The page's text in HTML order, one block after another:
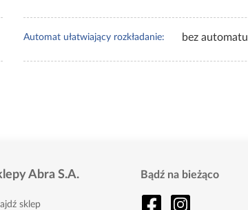
Automat ułatwiający rozkładanie: bez automatu
Abra S.A.
sklep
Bądź na bieżąco